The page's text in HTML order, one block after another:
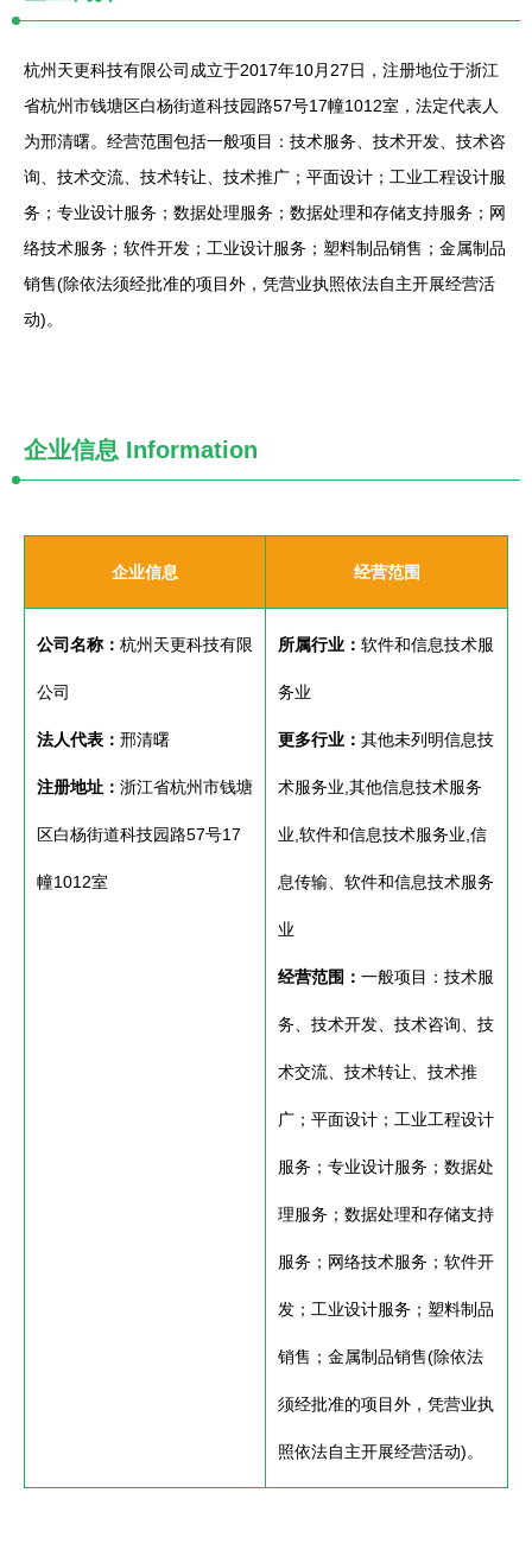
杭州天更科技有限公司成立于2017年10月27日，注册地位于浙江
省杭州市钱塘区白杨街道科技园路57号17幢1012室，法定代表人
为邢清曙。经营范围包括一般项目：技术服务、技术开发、技术咨
询、技术交流、技术转让、技术推广；平面设计；工业工程设计服
务；专业设计服务；数据处理服务；数据处理和存储支持服务；网
络技术服务；软件开发；工业设计服务；塑料制品销售；金属制品
销售(除依法须经批准的项目外，凭营业执照依法自主开展经营活
动)。
企业信息 Information
企业信息 经营范围
公司名称： 杭州天更科技有限
公司
法人代表： 邢清曙
注册地址： 浙江省杭州市钱塘
区白杨街道科技园路57号17
幢1012室
所属行业： 软件和信息技术服
务业
更多行业： 其他未列明信息技
术服务业,其他信息技术服务
业,软件和信息技术服务业,信
息传输、软件和信息技术服务
业
经营范围： 一般项目：技术服
务、技术开发、技术咨询、技
术交流、技术转让、技术推
广；平面设计；工业工程设计
服务；专业设计服务；数据处
理服务；数据处理和存储支持
服务；网络技术服务；软件开
发；工业设计服务；塑料制品
销售；金属制品销售(除依法
须经批准的项目外，凭营业执
照依法自主开展经营活动)。